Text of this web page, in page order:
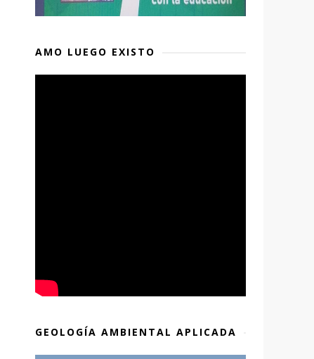
AMO LUEGO EXISTO
GEOLOGÍA AMBIENTAL APLICADA